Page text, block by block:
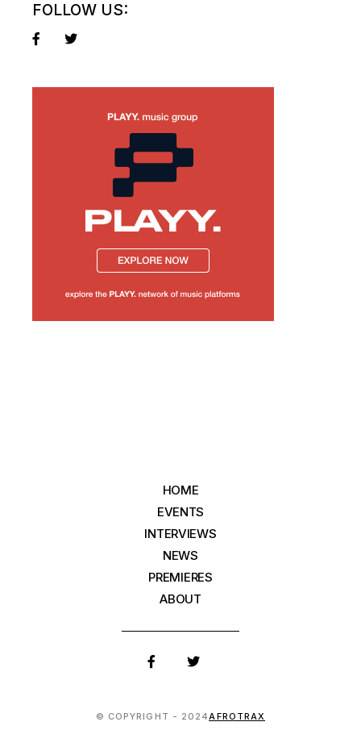
FOLLOW US:
HOME
EVENTS
INTERVIEWS
NEWS
PREMIERES
ABOUT
© COPYRIGHT - 2024AFROTRAX